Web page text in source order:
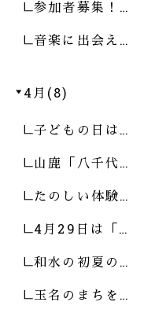
参加者募集！…
音楽に出会え…
4月(8)
子どもの日は…
山鹿「八千代…
たのしい体験…
4月29日は「…
和水の初夏の…
玉名のまちを…